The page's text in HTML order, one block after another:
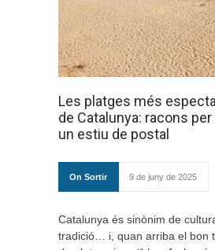
Les platges més
de Catalunya: racons per
un estiu de postal
On Sortir 9 de juny de 2025
Catalunya és sinònim de
tradició… i, quan arriba el bon